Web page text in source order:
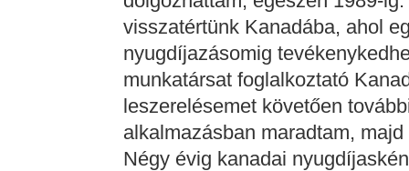
visszatértünk Kanadába, ahol
nyugdíjazásomig
munkatársat foglalkoztató
leszerelésemet követően
alkalmazásban maradtam,
Négy évig kanadai